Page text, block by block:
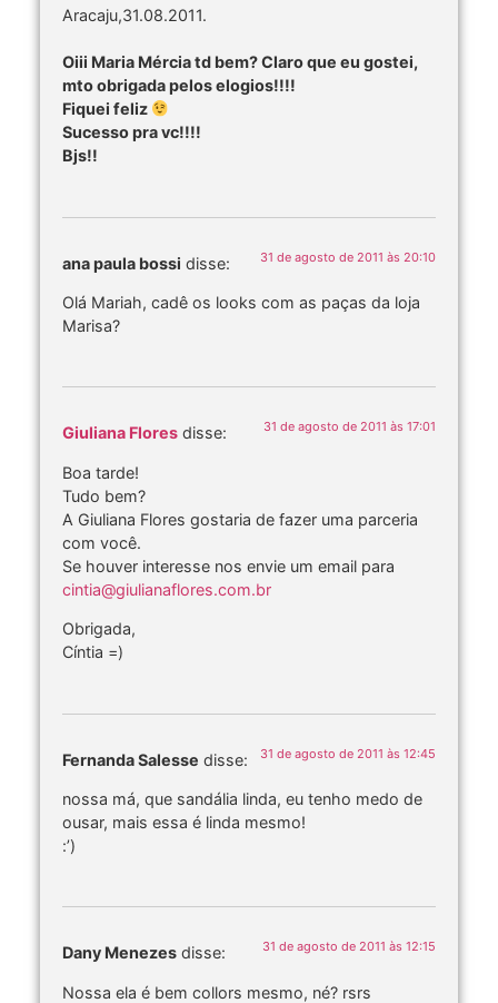
Aracaju,31.08.2011.
Oiii Maria Mércia td bem? Claro que eu gostei,
mto obrigada pelos elogios!!!!
Fiquei feliz
Sucesso pra vc!!!!
Bjs!!
ana paula bossi disse: 31 de agosto de 2011 às 20:10
Olá Mariah, cadê os looks com as paças da loja
Marisa?
Giuliana Flores disse: 31 de agosto de 2011 às 17:01
Boa tarde!
Tudo bem?
A Giuliana Flores gostaria de fazer uma parceria
com você.
Se houver interesse nos envie um email para
cintia@giulianaflores.com.br
Obrigada,
Cíntia =)
Fernanda Salesse disse: 31 de agosto de 2011 às 12:45
nossa má, que sandália linda, eu tenho medo de
ousar, mais essa é linda mesmo!
:’)
Dany Menezes disse: 31 de agosto de 2011 às 12:15
Nossa ela é bem collors mesmo, né? rsrs